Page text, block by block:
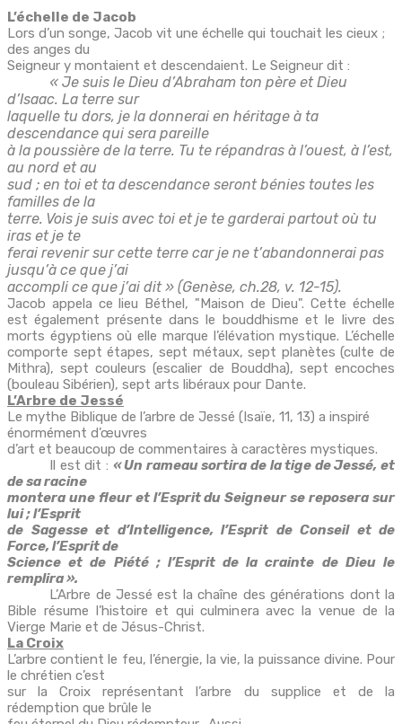
L’échelle de Jacob
Lors d’un songe, Jacob vit une échelle qui touchait les cieux ;
des anges du
Seigneur y montaient et descendaient. Le Seigneur dit :
« Je suis le Dieu d’Abraham ton père et Dieu
d’Isaac. La terre sur
laquelle tu dors, je la donnerai en héritage à ta
descendance qui sera pareille
à la poussière de la terre. Tu te répandras à l’ouest, à l’est,
au nord et au
sud ; en toi et ta descendance seront bénies toutes les
familles de la
terre. Vois je suis avec toi et je te garderai partout où tu
iras et je te
ferai revenir sur cette terre car je ne t’abandonnerai pas
jusqu’à ce que j’ai
accompli ce que j’ai dit » (Genèse, ch.28, v. 12-15).
Jacob appela ce lieu Béthel, "Maison de Dieu". Cette échelle
est également présente dans le bouddhisme et le livre des
morts égyptiens où elle marque l’élévation mystique. L’échelle
comporte sept étapes, sept métaux, sept planètes (culte de
Mithra), sept couleurs (escalier de Bouddha), sept encoches
(bouleau Sibérien), sept arts libéraux pour Dante.
L’Arbre de Jessé
Le mythe Biblique de l’arbre de Jessé (Isaïe, 11, 13) a inspiré
énormément d’œuvres
d’art et beaucoup de commentaires à caractères mystiques.
Il est dit : « Un rameau sortira de la tige de Jessé, et
de sa racine
montera une fleur et l’Esprit du Seigneur se reposera sur
lui ; l’Esprit
de Sagesse et d’Intelligence, l’Esprit de Conseil et de
Force, l’Esprit de
Science et de Piété ; l’Esprit de la crainte de Dieu le
remplira ».
L’Arbre de Jessé est la chaîne des générations dont la
Bible résume l’histoire et qui culminera avec la venue de la
Vierge Marie et de Jésus-Christ.
La Croix
L’arbre contient le feu, l’énergie, la vie, la puissance divine. Pour
le chrétien c’est
sur la Croix représentant l’arbre du supplice et de la
rédemption que brûle le